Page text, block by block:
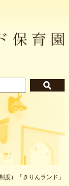
も誰でも
度）「きりんランド」